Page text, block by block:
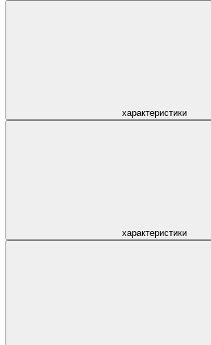
характеристики
характеристики